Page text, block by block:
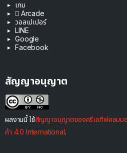
เกม
 Arcade
วอลเปเปอร์
LINE
Google
Facebook
สัญญาอนุญาต
ผลงานนี้ ใช้สัญญาอนุญาตของครีเอทีฟคอมมอ
ค้า 4.0 International.